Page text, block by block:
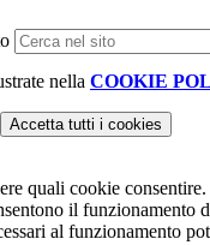
nella COOKIE
Accetta tutti i cookies
quali cookie consentire.
il funzionamento
al funzionamento